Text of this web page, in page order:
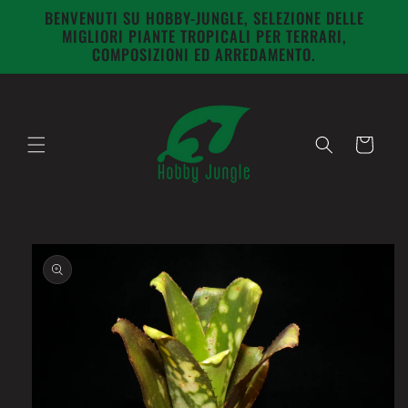
direttamente
ai contenuti
BENVENUTI SU HOBBY-JUNGLE, SELEZIONE DELLE
MIGLIORI PIANTE TROPICALI PER TERRARI,
COMPOSIZIONI ED ARREDAMENTO.
Carrello
Passa alle
informazioni
sul prodotto